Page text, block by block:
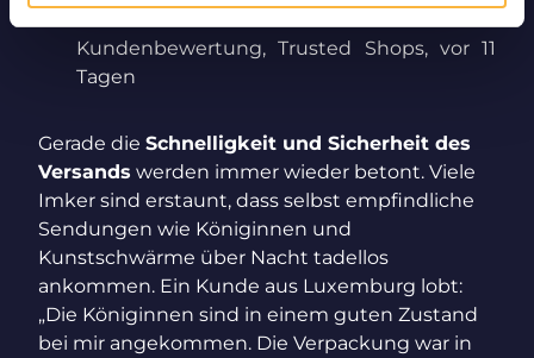
Kundenbewertung, Trusted Shops, vor 11
Tagen
Gerade die Schnelligkeit und Sicherheit des
Versands werden immer wieder betont. Viele
Imker sind erstaunt, dass selbst empfindliche
Sendungen wie Königinnen und
Kunstschwärme über Nacht tadellos
ankommen. Ein Kunde aus Luxemburg lobt:
„Die Königinnen sind in einem guten Zustand
bei mir angekommen. Die Verpackung war in